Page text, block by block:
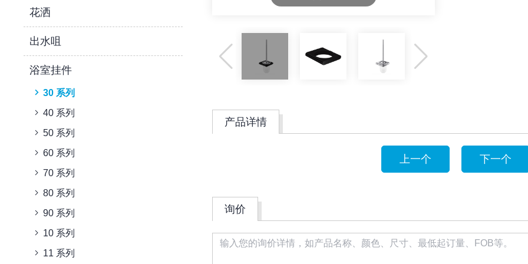
花洒
出水咀
浴室挂件
30 系列
40 系列
50 系列
60 系列
70 系列
80 系列
90 系列
10 系列
11 系列
产品详情
上一个 下一个
询价